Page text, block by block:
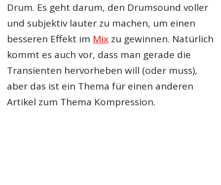
Drum. Es geht darum, den Drumsound voller
und subjektiv lauter zu machen, um einen
besseren Effekt im Mix zu gewinnen. Natürlich
kommt es auch vor, dass man gerade die
Transienten hervorheben will (oder muss),
aber das ist ein Thema für einen anderen
Artikel zum Thema Kompression.